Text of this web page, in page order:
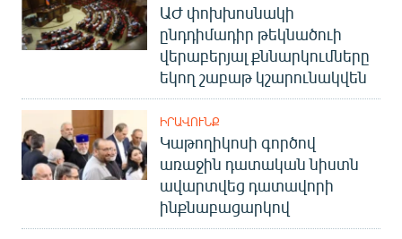
ԱԺ փոխխոսնակի
ընդդիմադիր թեկնածուի
վերաբերյալ քննարկումները
եկող շաբաթ կշարունակվեն
ԻՐԱՎՈՒՆՔ
Կաթողիկոսի գործով
առաջին դատական նիստն
ավարտվեց դատավորի
ինքնաբացարկով